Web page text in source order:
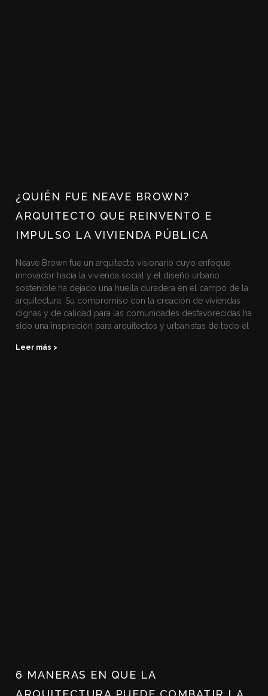
¿QUIÉN FUE NEAVE BROWN?
ARQUITECTO QUE REINVENTO E
IMPULSO LA VIVIENDA PÚBLICA
Neave Brown fue un arquitecto visionario cuyo enfoque
innovador hacia la vivienda social y el diseño urbano
sostenible ha dejado una huella duradera en el campo de la
arquitectura. Su compromiso con la creación de viviendas
dignas y de calidad para las comunidades desfavorecidas ha
sido una inspiración para arquitectos y urbanistas de todo el
Leer más >
6 MANERAS EN QUE LA